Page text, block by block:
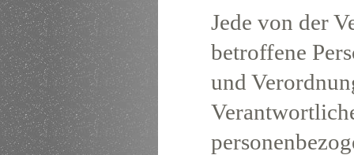
Jede von der
betroffene
und